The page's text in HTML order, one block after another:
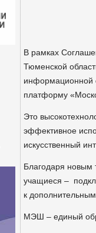
В рамках
Тюменской
информационной
платформу
Это
эффективное
искусственный
Благодаря новым
учащиеся –
к
МЭШ – единый